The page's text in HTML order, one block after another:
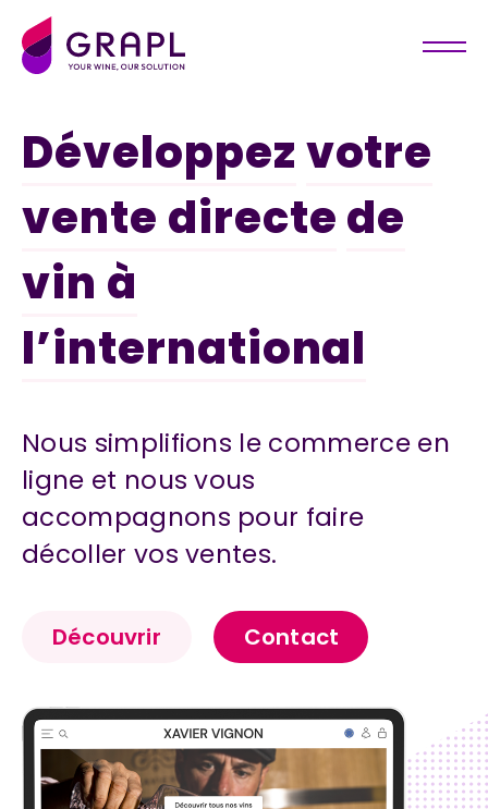
Développezvotre
vente directede
vin à
l’international
Nous simplifions le commerce en
ligne et nous vous
accompagnons pour faire
décoller vos ventes.
Découvrir Contact
Panneau de gestion des cookies